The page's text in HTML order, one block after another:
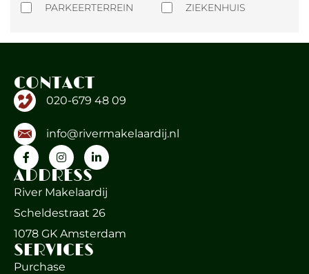
PARKEERTERREIN ZIEKENHUIS
CONTACT
020-679 48 09
info@rivermakelaardij.nl
ADDRESS
River Makelaardij
Scheldestraat 26
1078 GK Amsterdam
SERVICES
Purchase